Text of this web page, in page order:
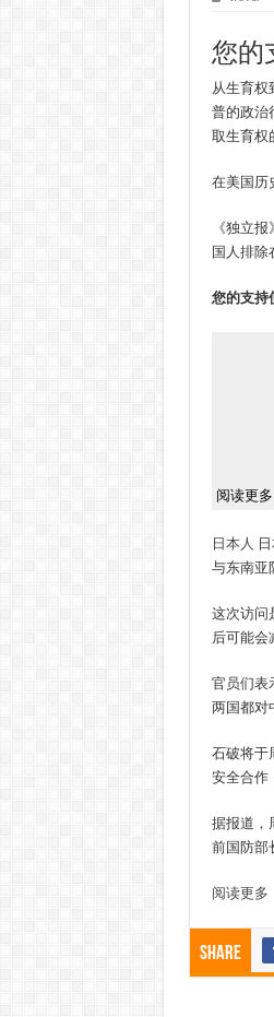
您的
从生育权
普的政治
取生育权
在美国历
《独立
国人排除
您的支持
阅读更多
日本人
与东南亚
这次访问
后可能会
官员们表
两国都对
石破将于
安全合作
据报道，
前国防部
阅读更多
Share